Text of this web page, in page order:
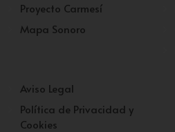
Proyecto Carmesí
Mapa Sonoro
Aviso Legal
Política de Privacidad y
Cookies